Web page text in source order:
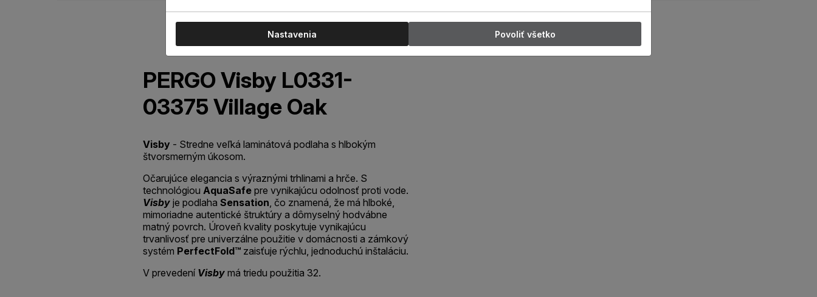
PERGO Visby L0331-
03375 Village Oak
Visby - Stredne veľká laminátová podlaha s hlbokým
štvorsmerným úkosom.
Očarujúce elegancia s výraznými trhlinami a hrče. S
technológiou AquaSafe pre vynikajúcu odolnosť proti vode.
Visby je podlaha Sensation, čo znamená, že má hlboké,
mimoriadne autentické štruktúry a dômyselný hodvábne
matný povrch. Úroveň kvality poskytuje vynikajúcu
trvanlivosť pre univerzálne použitie v domácnosti a zámkový
systém PerfectFold™ zaisťuje rýchlu, jednoduchú inštaláciu.
V prevedení Visby má triedu použitia 32.
Nastavenia Povoliť všetko